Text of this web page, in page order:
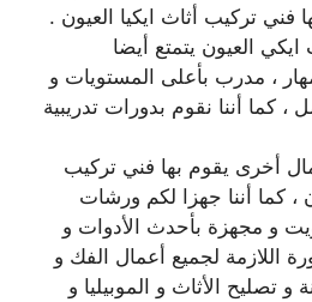
فني تركيب أثاث ايكيا العيون .
العيون يتمتع أيضا
، مدرب بأعلى المستويات و
، كما أننا نقوم بدورات تدريبية
أخرى يقوم بها فني تركيب
، كما أننا جهزا لكم ورشات
و مجهزة بأحدث الأدوات و
اللازمة لجميع أعمال الفك و
و تصليح الأثاث و الموبيليا و